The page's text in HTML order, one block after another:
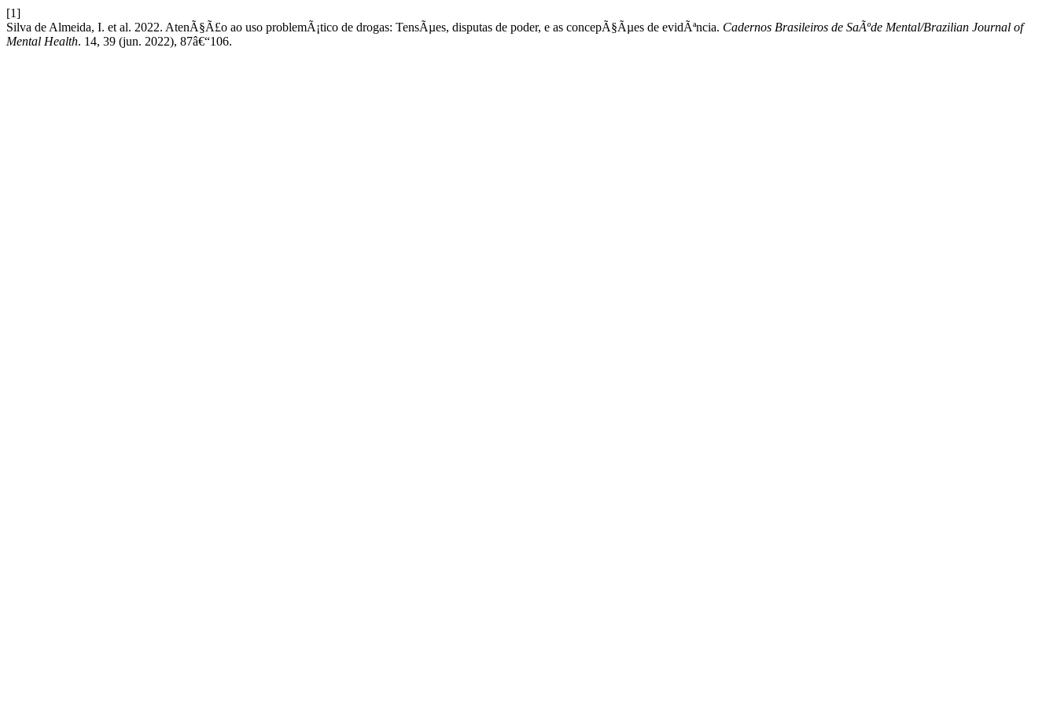
[1]
Silva de Almeida, I. et al. 2022. AtenÃ§Ã£o ao uso problemÃ¡tico de drogas: TensÃµes, disputas de poder, e as concepÃ§Ãµes de evidÃªncia. Cadernos Brasileiros de SaÃºde Mental/Brazilian Journal of
Mental Health. 14, 39 (jun. 2022), 87â€“106.